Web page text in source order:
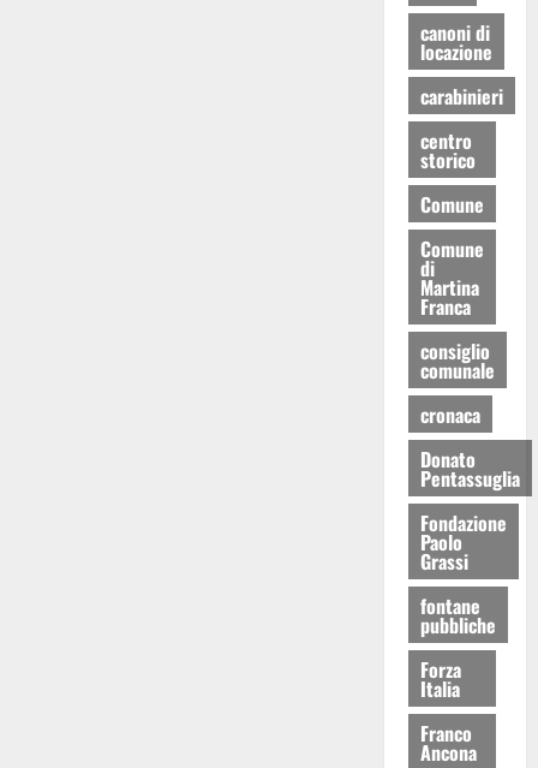
canoni di
locazione
carabinieri
centro
storico
Comune
Comune
di
Martina
Franca
consiglio
comunale
cronaca
Donato
Pentassuglia
Fondazione
Paolo
Grassi
fontane
pubbliche
Forza
Italia
Franco
Ancona